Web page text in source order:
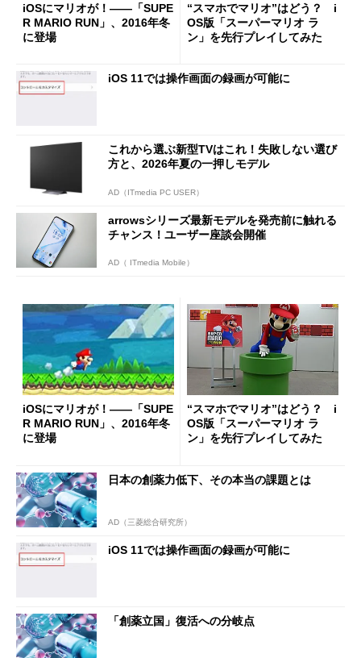
iOSにマリオが！――「SUPE
R MARIO RUN」、2016年冬
に登場
“スマホでマリオ”はどう？ i
OS版「スーパーマリオ ラ
ン」を先行プレイしてみた
iOS 11では操作画面の録画が可能に
これから選ぶ新型TVはこれ！失敗しない選び
方と、2026年夏の一押しモデル
AD（ITmedia PC USER）
arrowsシリーズ最新モデルを発売前に触れる
チャンス！ユーザー座談会開催
AD（ ITmedia Mobile）
iOSにマリオが！――「SUPE
R MARIO RUN」、2016年冬
に登場
“スマホでマリオ”はどう？ i
OS版「スーパーマリオ ラ
ン」を先行プレイしてみた
日本の創薬力低下、その本当の課題とは
AD（三菱総合研究所）
iOS 11では操作画面の録画が可能に
「創薬立国」復活への分岐点